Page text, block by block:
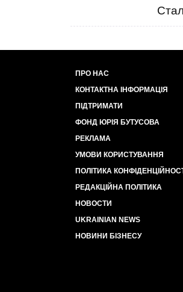
ПРО НАС
КОНТАКТНА ІНФОРМАЦІЯ
ПІДТРИМАТИ
ФОНД ЮРІЯ БУТУСОВА
РЕКЛАМА
УМОВИ КОРИСТУВАННЯ
ПОЛІТИКА
РЕДАКЦІЙНА ПОЛІТИКА
НОВОСТИ
UKRAINIAN NEWS
НОВИНИ БІЗНЕСУ